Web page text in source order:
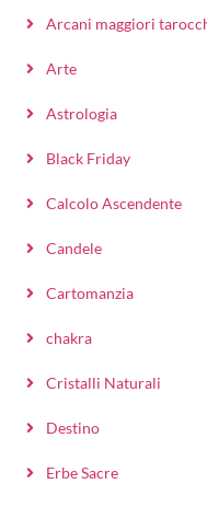
Arcani maggiori
Arte
Astrologia
Black Friday
Calcolo Ascendente
Candele
Cartomanzia
chakra
Cristalli Naturali
Destino
Erbe Sacre